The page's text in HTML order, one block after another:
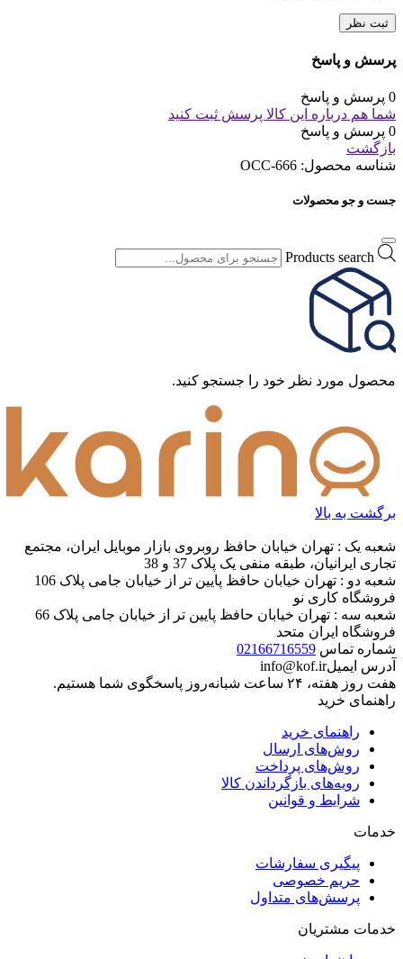
ثبت نظر
پرسش و پاسخ
0 پرسش و پاسخ
شما هم درباره این کالا پرسش ثبت کنید
0 پرسش و پاسخ
بازگشت
شناسه محصول: OCC-666
جست و جو محصولات
Products search
محصول مورد نظر خود را جستجو کنید.
برگشت به بالا
شعبه یک : تهران خیابان حافظ روبروی بازار موبایل ایران، مجتمع
تجاری ایرانیان، طبقه منفی یک پلاک 37 و 38
شعبه دو : تهران خیابان حافظ پایین تر از خیابان جامی پلاک 106
فروشگاه کاری نو
شعبه سه : تهران خیابان حافظ پایین تر از خیابان جامی پلاک 66
فروشگاه ایران متحد
شماره تماس 02166716559
آدرس ایمیلinfo@kof.ir
هفت روز هفته، ۲۴ ساعت شبانه‌روز پاسخگوی شما هستیم.
راهنمای خرید
راهنمای خرید
روش‌های ارسال
روش‌های پرداخت
رویه‌های بازگرداندن کالا
شرایط و قوانین
خدمات
پیگیری سفارشات
حریم خصوصی
پرسش‌های متداول
خدمات مشتریان